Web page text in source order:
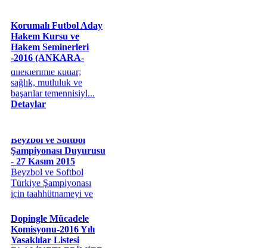
Hakem Kursu ve
Hakem Seminerleri
-2016 (ANKARA-
SAKARYA)
Hakem Semineri ve İl
Hakemliği Yükselme
Semineri 09-10 Ocak
2016 tarihl...
Yeni Yılı Mesajı(2016)
Yeni Yılınızı en içten
dileklerimle kutlar;
sağlık, mutluluk ve
başarılar temennisiyl...
Detaylar
Şampiyonası Duyurusu
- 27 Kasım 2015
Beyzbol ve Softbol
Türkiye Şampiyonası
için taahhütnameyi ve
katılım evrakları...
Komisyonu-2016 Yılı
Yasaklılar Listesi
FAALİYETLERİMİZE